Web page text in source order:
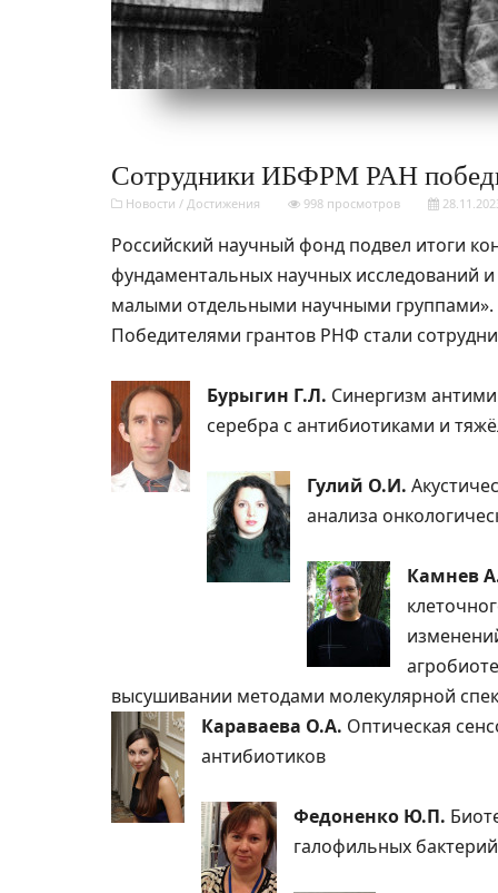
Сотрудники ИБФРМ РАН
Новости / Достижения 998 просмотров
Российский научный фонд подвел итоги
фундаментальных научных исследований
малыми отдельными научными группами».
Победителями грантов РНФ стали
Бурыгин Г.Л. Синергизм
серебра с антибиотиками и
Гулий О.И.
анализа
Камнев
высушивании методами молекулярной
Караваева О.А. Оптическая
антибиотиков
Федоненко Ю.П.
галофильных бактерий